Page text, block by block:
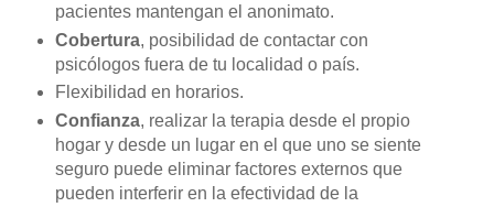
pacientes mantengan el anonimato.
Cobertura, posibilidad de contactar con
psicólogos fuera de tu localidad o país.
Flexibilidad en horarios.
Confianza, realizar la terapia desde el propio
hogar y desde un lugar en el que uno se siente
seguro puede eliminar factores externos que
pueden interferir en la efectividad de la